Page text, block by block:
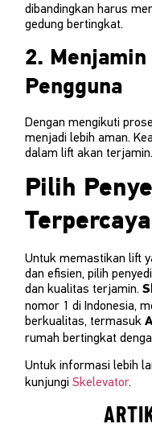
dibandingkan harus
gedung bertingkat.
2. Menjamin
Pengguna
Dengan mengikuti
menjadi lebih aman.
dalam lift akan terjamin.
Pilih
Terpercaya
Untuk memastikan lift
dan efisien, pilih
dan kualitas terjamin.
nomor 1 di Indonesia,
berkualitas, termasuk
rumah bertingkat
Untuk informasi lebih
kunjungiSkelevator.